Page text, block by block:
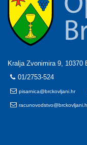
Kralja Zvonimira 9, 10370
01/2753-524
pisarnica@brckovljani.hr